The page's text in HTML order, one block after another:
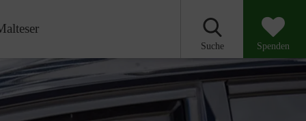
Suche Spenden